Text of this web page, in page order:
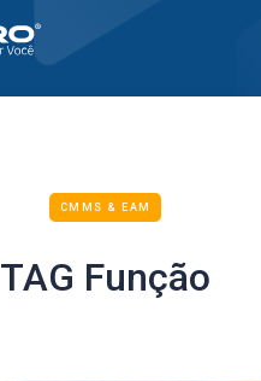
CMMS & EAM
TAG Função